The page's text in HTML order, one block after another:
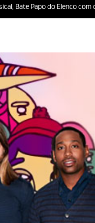
do Elenco com o Público